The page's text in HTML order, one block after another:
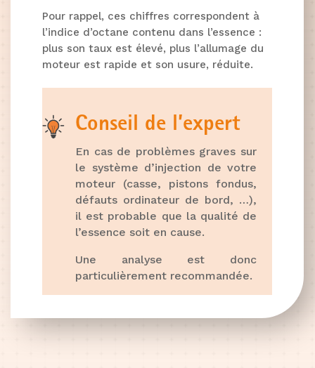
Pour rappel, ces chiffres correspondent à
l’indice d’octane contenu dans l’essence :
plus son taux est élevé, plus l’allumage du
moteur est rapide et son usure, réduite.
Conseil de l’expert
En cas de problèmes graves sur
le système d’injection de votre
moteur (casse, pistons fondus,
défauts ordinateur de bord, …),
il est probable que la qualité de
l’essence soit en cause.
Une analyse est donc
particulièrement recommandée.